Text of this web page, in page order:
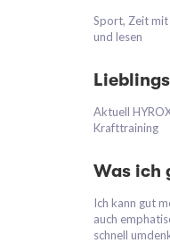
Sport, Zeit mit
und lesen
Aktuell
Krafttraining
Was ich
Ich kann gut
auch
schnell